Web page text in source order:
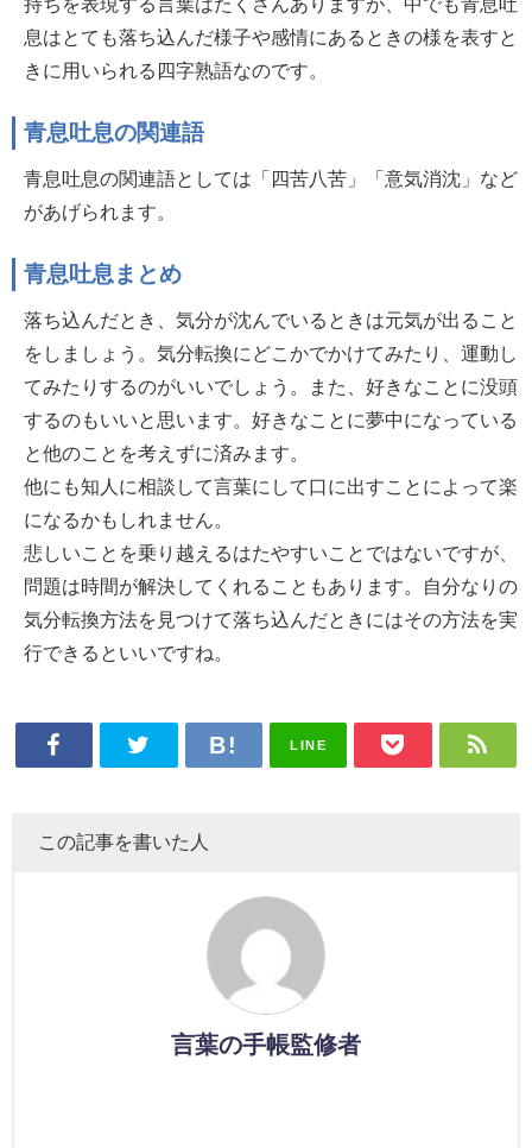
息はとても落ち込んだ様子や感情にあるときの様を表すと
きに用いられる四字熟語なのです。
青息吐息の関連語
青息吐息の関連語としては「四苦八苦」「意気消沈」など
があげられます。
青息吐息まとめ
落ち込んだとき、気分が沈んでいるときは元気が出ること
をしましょう。気分転換にどこかでかけてみたり、運動し
てみたりするのがいいでしょう。また、好きなことに没頭
するのもいいと思います。好きなことに夢中になっている
と他のことを考えずに済みます。
他にも知人に相談して言葉にして口に出すことによって楽
になるかもしれません。
悲しいことを乗り越えるはたやすいことではないですが、
問題は時間が解決してくれることもあります。自分なりの
気分転換方法を見つけて落ち込んだときにはその方法を実
行できるといいですね。
LINE
この記事を書いた人
言葉の手帳監修者